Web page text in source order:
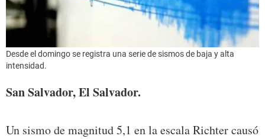
Desde el domingo se registra una serie de sismos de baja y alta
intensidad.
San Salvador, El Salvador.
Un sismo de magnitud 5,1 en la escala Richter causó